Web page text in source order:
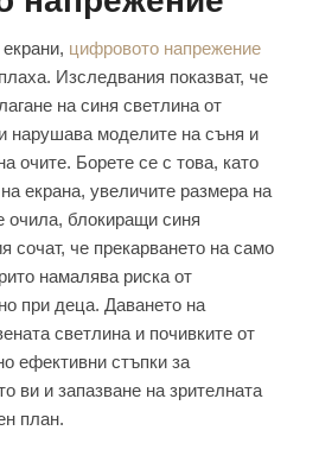
цифровото напрежение
Изследвания показват, че
на синя светлина от
нарушава моделите на съня и
очите. Борете се с това, като
екрана, увеличите размера на
очила, блокиращи синя
сочат, че прекарването на само
намалява риска от
при деца. Даването на
светлина и почивките от
ефективни стъпки за
ви и запазване на зрителната
план.